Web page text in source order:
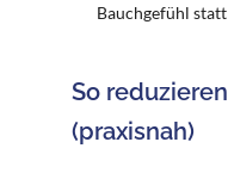
Bauchgefühl
So
(praxisnah)